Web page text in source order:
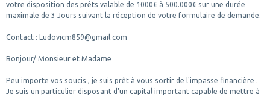
votre disposition des prêts valable de 1000€ à 500.000€ sur une durée
maximale de 3 Jours suivant la réception de votre formulaire de demande.
Contact : Ludovicm859@gmail.com
Bonjour/ Monsieur et Madame
Peu importe vos soucis , je suis prêt à vous sortir de l'impasse financière .
Je suis un particulier disposant d'un capital important capable de mettre à